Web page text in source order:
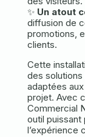
✨ Un atout
diffusion de
promotions,
clients.
Cette
des solutions
adaptées
projet. Avec
Commercial
outil puissant
l’expérience